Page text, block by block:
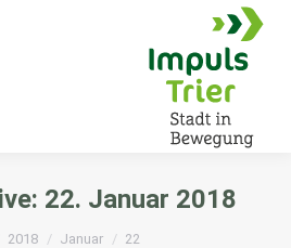
22. Januar 2018
sich hier:
2018 Januar 22